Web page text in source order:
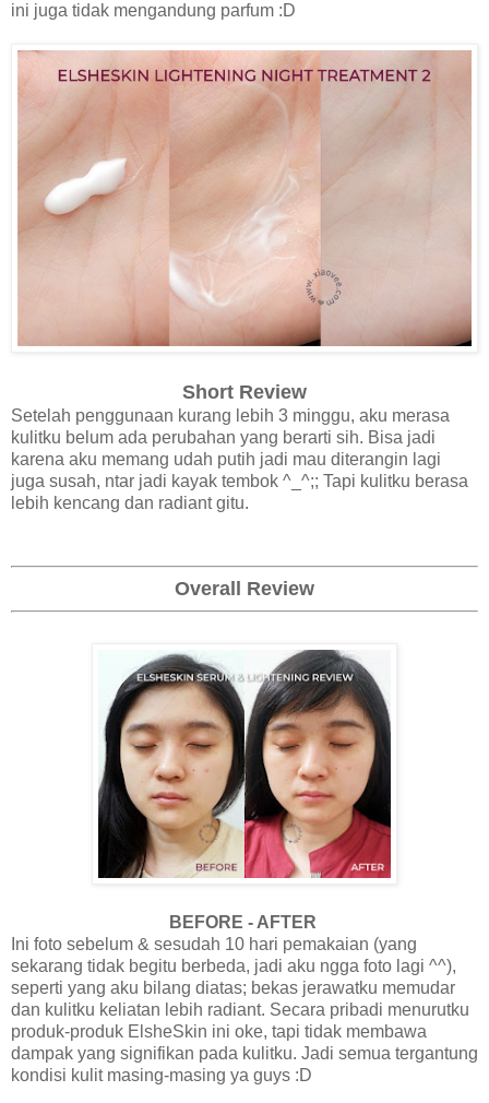
ini juga tidak mengandung parfum :D
Short Review
Setelah penggunaan kurang lebih 3 minggu, aku merasa
kulitku belum ada perubahan yang berarti sih. Bisa jadi
karena aku memang udah putih jadi mau diterangin lagi
juga susah, ntar jadi kayak tembok ^_^;; Tapi kulitku berasa
lebih kencang dan radiant gitu.
Overall Review
BEFORE - AFTER
Ini foto sebelum & sesudah 10 hari pemakaian (yang
sekarang tidak begitu berbeda, jadi aku ngga foto lagi ^^),
seperti yang aku bilang diatas; bekas jerawatku memudar
dan kulitku keliatan lebih radiant. Secara pribadi menurutku
produk-produk ElsheSkin ini oke, tapi tidak membawa
dampak yang signifikan pada kulitku. Jadi semua tergantung
kondisi kulit masing-masing ya guys :D